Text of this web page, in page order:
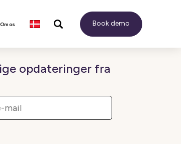
Om os Book demo
opdateringer fra